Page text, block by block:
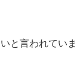
と言われていま